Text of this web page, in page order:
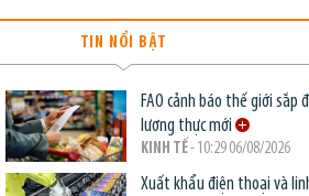
TIN NỔI BẬT
FAO cảnh báo thế giới
lương thực mới
KINH TẾ- 10:29 06/08/2026
Xuất khẩu điện thoại và